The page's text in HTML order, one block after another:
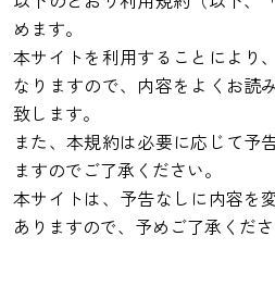
めます。
本サイトを利用することにより
なりますので、内容をよくお読
致します。
また、本規約は必要に応じて予
ますのでご了承ください。
本サイトは、予告なしに内容を
ありますので、予めご了承くださ